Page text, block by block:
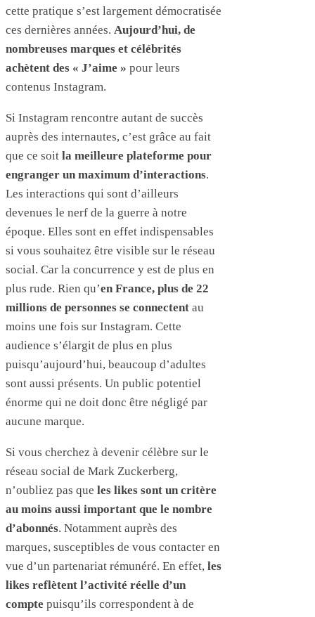
cette pratique s’est largement démocratisée
ces dernières années. Aujourd’hui, de
nombreuses marques et célébrités
achètent des « J’aime » pour leurs
contenus Instagram.
Si Instagram rencontre autant de succès
auprès des internautes, c’est grâce au fait
que ce soit la meilleure plateforme pour
engranger un maximum d’interactions.
Les interactions qui sont d’ailleurs
devenues le nerf de la guerre à notre
époque. Elles sont en effet indispensables
si vous souhaitez être visible sur le réseau
social. Car la concurrence y est de plus en
plus rude. Rien qu’en France, plus de 22
millions de personnes se connectent au
moins une fois sur Instagram. Cette
audience s’élargit de plus en plus
puisqu’aujourd’hui, beaucoup d’adultes
sont aussi présents. Un public potentiel
énorme qui ne doit donc être négligé par
aucune marque.
Si vous cherchez à devenir célèbre sur le
réseau social de Mark Zuckerberg,
n’oubliez pas que les likes sont un critère
au moins aussi important que le nombre
d’abonnés. Notamment auprès des
marques, susceptibles de vous contacter en
vue d’un partenariat rémunéré. En effet, les
likes reflètent l’activité réelle d’un
compte puisqu’ils correspondent à de